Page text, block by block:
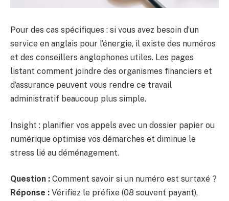
Pour des cas spécifiques : si vous avez besoin d’un
service en anglais pour l’énergie, il existe des numéros
et des conseillers anglophones utiles. Les pages
listant comment joindre des organismes financiers et
d’assurance peuvent vous rendre ce travail
administratif beaucoup plus simple.
Insight : planifier vos appels avec un dossier papier ou
numérique optimise vos démarches et diminue le
stress lié au déménagement.
Question : Comment savoir si un numéro est surtaxé ?
Réponse : Vérifiez le préfixe (08 souvent payant),